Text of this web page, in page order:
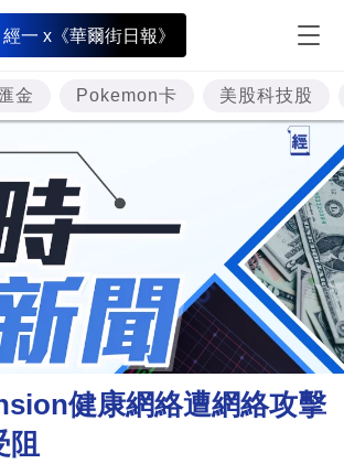
經一 x《華爾街日報》
匯金 Pokemon卡 美股科技股
健康網絡遭網絡攻擊
阻